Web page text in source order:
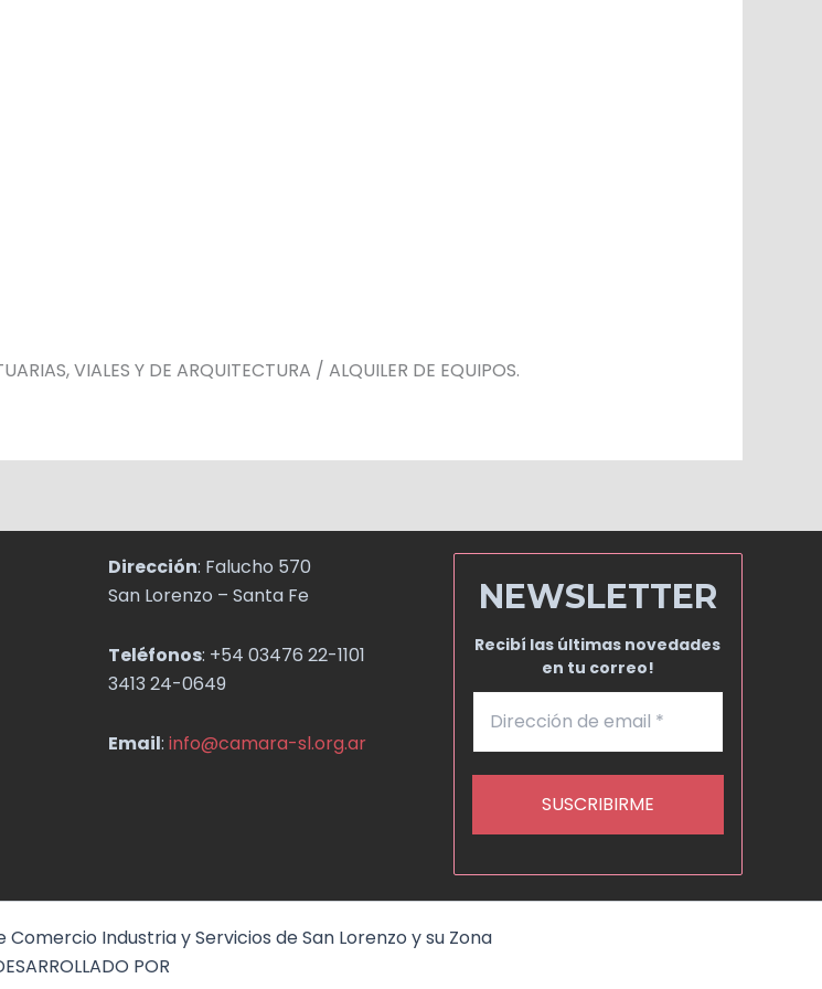
VIALES Y DE ARQUITECTURA / ALQUILER DE EQUIPOS.
Dirección: Falucho 570
San Lorenzo – Santa Fe
Teléfonos: +54 03476 22-1101
3413 24-0649
Email: info@camara-sl.org.ar
NEWSLETTER
Recibí las últimas novedades
en tu correo!
Industria y Servicios de San Lorenzo y su Zona
POR